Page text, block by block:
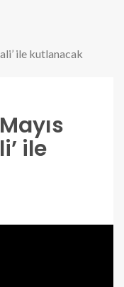
ile kutlanacak
ile